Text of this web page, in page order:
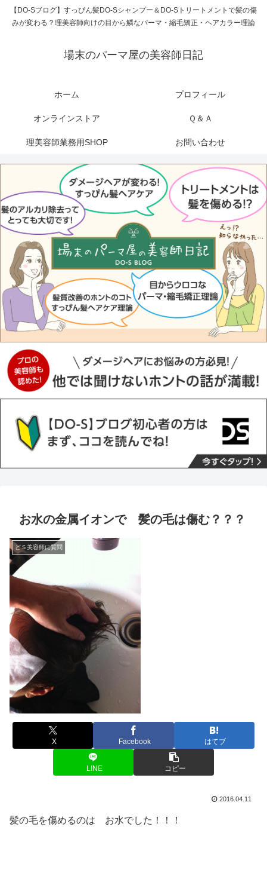
【DO-Sブログ】すっぴん髪DO-Sシャンプー＆DO-Sトリートメントで髪の傷
みが変わる？理美容師向けの目から鱗なパーマ・縮毛矯正・ヘアカラー理論
場末のパーマ屋の美容師日記
ホーム プロフィール
オンラインストア Ｑ＆Ａ
理美容師業務用SHOP お問い合わせ
お水の金属イオンで 髪の毛は傷む？？？
どＳ美容師に質問
X Facebook はてブ
LINE コピー
2016.04.11
髪の毛を傷めるのは お水でした！！！